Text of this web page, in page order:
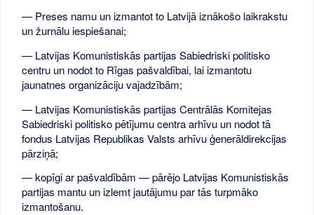
— Preses namu un izmantot to Latvijā iznākošo laikrakstu
un žurnālu iespiešanai;
— Latvijas Komunistiskās partijas Sabiedriski politisko
centru un nodot to Rīgas pašvaldībai, lai izmantotu
jaunatnes organizāciju vajadzībām;
— Latvijas Komunistiskās partijas Centrālās Komitejas
Sabiedriski politisko pētījumu centra arhīvu un nodot tā
fondus Latvijas Republikas Valsts arhīvu ģenerāldirekcijas
pārziņā;
— kopīgi ar pašvaldībām — pārējo Latvijas Komunistiskās
partijas mantu un izlemt jautājumu par tās turpmāko
izmantošanu.